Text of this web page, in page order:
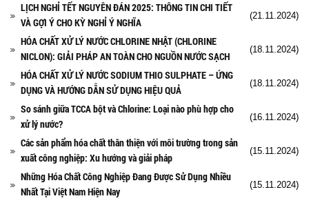
LỊCH NGHỈ TẾT NGUYÊN ĐÁN 2025: THÔNG TIN CHI TIẾT
VÀ GỢI Ý CHO KỲ NGHỈ Ý NGHĨA
(21.11.2024)
HÓA CHẤT XỬ LÝ NƯỚC CHLORINE NHẬT (CHLORINE
NICLON): GIẢI PHÁP AN TOÀN CHO NGUỒN NƯỚC SẠCH
(18.11.2024)
HÓA CHẤT XỬ LÝ NƯỚC SODIUM THIO SULPHATE – ỨNG
DỤNG VÀ HƯỚNG DẪN SỬ DỤNG HIỆU QUẢ
(18.11.2024)
So sánh giữa TCCA bột và Chlorine: Loại nào phù hợp cho
xử lý nước?
(16.11.2024)
Các sản phẩm hóa chất thân thiện với môi trường trong sản
xuất công nghiệp: Xu hướng và giải pháp
(15.11.2024)
Những Hóa Chất Công Nghiệp Đang Được Sử Dụng Nhiều
Nhất Tại Việt Nam Hiện Nay
(15.11.2024)